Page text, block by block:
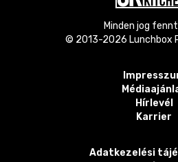
Minden jog
© 2013-2026 Lunchbox
Hírlevél
Karrier
Adatkezelési